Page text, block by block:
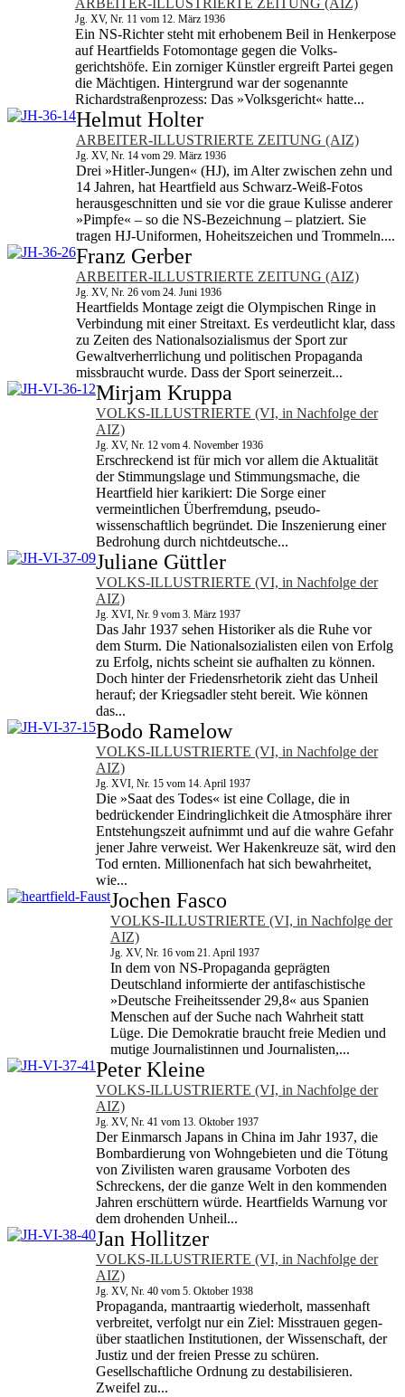
ARBEITER-ILLUSTRIERTE ZEITUNG (AIZ)
Jg. XV, Nr. 11 vom 12. März 1936
Ein NS-Richter steht mit erhobenem Beil in Henker­pose
auf Heartfields Fotomontage gegen die Volks­
gerichtshöfe. Ein zorniger Künstler ergreift Partei gegen
die Mächtigen. Hintergrund war der sogenannte
Richardstraßenprozess: Das »Volksgericht« hatte...
Helmut Holter
ARBEITER-ILLUSTRIERTE ZEITUNG (AIZ)
Jg. XV, Nr. 14 vom 29. März 1936
Drei »Hitler-Jungen« (HJ), im Alter zwischen zehn und
14 Jahren, hat Heartfield aus Schwarz-Weiß-Fotos
herausgeschnitten und sie vor die graue Kulisse anderer
»Pimpfe« – so die NS-Bezeichnung – platziert. Sie
tragen HJ-Uniformen, Hoheitszeichen und Trommeln....
Franz Gerber
ARBEITER-ILLUSTRIERTE ZEITUNG (AIZ)
Jg. XV, Nr. 26 vom 24. Juni 1936
Heartfields Montage zeigt die Olympischen Ringe in
Verbindung mit einer Streitaxt. Es verdeutlicht klar, dass
zu Zeiten des Nationalsozialismus der Sport zur
Gewaltverherrlichung und politischen Propaganda
missbraucht wurde. Dass der Sport seinerzeit...
Mirjam Kruppa
VOLKS-ILLUSTRIERTE (VI, in Nachfolge der
AIZ)
Jg. XV, Nr. 12 vom 4. November 1936
Erschreckend ist für mich vor allem die Aktualität
der Stimmungslage und Stimmungsmache, die
Heartfield hier karikiert: Die Sorge einer
vermeintlichen Über­fremdung, pseudo-
wissenschaftlich begründet. Die Inszenie­rung einer
Bedrohung durch nichtdeutsche...
Juliane Güttler
VOLKS-ILLUSTRIERTE (VI, in Nachfolge der
AIZ)
Jg. XVI, Nr. 9 vom 3. März 1937
Das Jahr 1937 sehen Historiker als die Ruhe vor
dem Sturm. Die Nationalsozialisten eilen von Erfolg
zu Erfolg, nichts scheint sie aufhalten zu können.
Doch hinter der Friedensrhetorik zieht das Unheil
herauf; der Kriegsadler steht bereit. Wie können
das...
Bodo Ramelow
VOLKS-ILLUSTRIERTE (VI, in Nachfolge der
AIZ)
Jg. XVI, Nr. 15 vom 14. April 1937
Die »Saat des Todes« ist eine Collage, die in
bedrückender Eindringlichkeit die Atmosphäre ihrer
Entstehungszeit aufnimmt und auf die wahre Gefahr
jener Jahre verweist. Wer Hakenkreuze sät, wird den
Tod ernten. Millionenfach hat sich bewahrheitet,
wie...
Jochen Fasco
VOLKS-ILLUSTRIERTE (VI, in Nachfolge der
AIZ)
Jg. XV, Nr. 16 vom 21. April 1937
In dem von NS-Propaganda geprägten
Deutschland informierte der antifaschistische
»Deutsche Freiheits­sender 29,8« aus Spanien
Menschen auf der Suche nach Wahrheit statt
Lüge. Die Demokratie braucht freie Medien und
mutige Journalistinnen und Journalisten,...
Peter Kleine
VOLKS-ILLUSTRIERTE (VI, in Nachfolge der
AIZ)
Jg. XV, Nr. 41 vom 13. Oktober 1937
Der Einmarsch Japans in China im Jahr 1937, die
Bombardierung von Wohngebieten und die Tötung
von Zivilisten waren grausame Vorboten des
Schreckens, der die ganze Welt in den kommenden
Jahren erschüttern würde. Heartfields Warnung vor
dem drohenden Unheil...
Jan Hollitzer
VOLKS-ILLUSTRIERTE (VI, in Nachfolge der
AIZ)
Jg. XV, Nr. 40 vom 5. Oktober 1938
Propaganda, mantraartig wiederholt, massenhaft
verbreitet, verfolgt nur ein Ziel: Misstrauen gegen­
über staatlichen Institutionen, der Wissenschaft, der
Justiz und der freien Presse zu schüren.
Gesellschaftliche Ordnung zu destabilisieren.
Zweifel zu...